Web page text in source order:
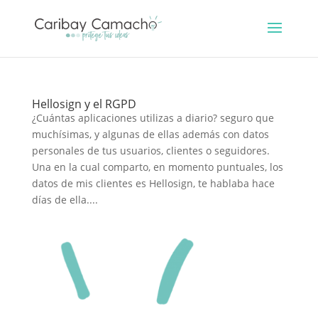
Hellosign y el RGPD
¿Cuántas aplicaciones utilizas a diario? seguro que
muchísimas, y algunas de ellas además con datos
personales de tus usuarios, clientes o seguidores.
Una en la cual comparto, en momento puntuales, los
datos de mis clientes es Hellosign, te hablaba hace
días de ella....